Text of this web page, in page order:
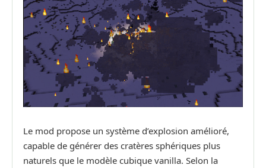
Le mod propose un système d’explosion amélioré,
capable de générer des cratères sphériques plus
naturels que le modèle cubique vanilla. Selon la